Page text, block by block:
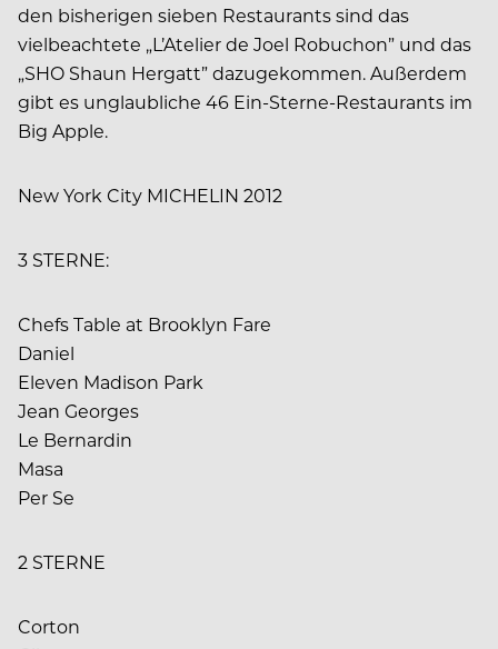
den bisherigen sieben Restaurants sind das
vielbeachtete „L’Atelier de Joel Robuchon” und das
„SHO Shaun Hergatt” dazugekommen. Außerdem
gibt es unglaubliche 46 Ein-Sterne-Restaurants im
Big Apple.
New York City MICHELIN 2012
3 STERNE:
Chefs Table at Brooklyn Fare
Daniel
Eleven Madison Park
Jean Georges
Le Bernardin
Masa
Per Se
2 STERNE
Corton